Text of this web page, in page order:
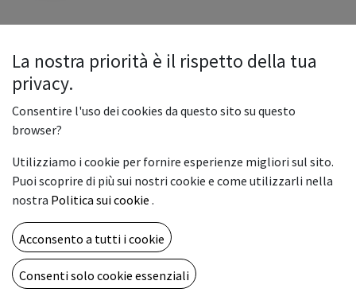
Afford Eco-Sol Max Cyan 440ml
L'inchiostro Afford Ecosol Cyan707 è la soluzione ideale per i
perfetto tra resa cromatica profonda, durabilità e rispetto
per l'ambiente. Progettato specificamente per sistemi di
stampa a getto d'inchiostro di grande formato, questo
inchiostro ecosolvente garantisce risultati eccellenti su una
vasta gamma di supporti.
69,00€
La nostra priorità è il rispetto della tua
privacy.
Consentire l'uso dei cookies da questo sito su questo
browser?
Utilizziamo i cookie per fornire esperienze migliori sul sito.
Puoi scoprire di più sui nostri cookie e come utilizzarli nella
nostra Politica sui cookie .
Acconsento a tutti i cookie
Consenti solo cookie essenziali